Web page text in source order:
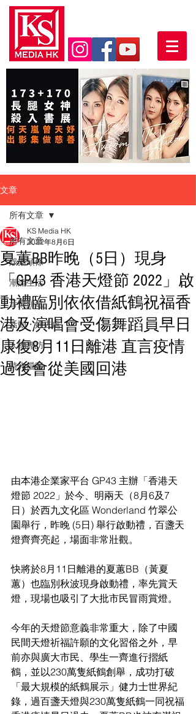
文章
所有文章
娛樂頭條
潮流生活
音樂頻道
活動・好去處
人物專訪
時光檔案
所有文章
夏蕙BB昨晚（5日）現身
「GP43 香港天燈節 2022」啟
動禮臨別依依借紙鶴祝福香
港及演唱會受傷舞蹈員早日
康復8月11日離港 直言疫情
過後會從美國回港
KS Media HK
2022年8月6日
由本港企業家平台 GP43 主辦「香港天
燈節 2022」於今、明兩天（8月6及7
日）於西九文化區 Wonderland 竹翠公
園舉行，昨晚 (5日) 舉行啟動禮，百盞天
燈齊齊亮起，場面非常壯觀。
快將於8月11日離港的夏蕙BB（黃夏
蕙）也臨別秋波現身啟動禮，率先賞天
燈，現場也吸引了大批市民冒雨賞燈。
今年的天燈節意義非常重大，除了中國
民間天燈祈福許願的文化習俗之外，早
前亦與廣大市民、學生一齊進行摺紙
鶴，並以230萬隻紙鶴創舉，成功打破
「最大規模的紙鶴展示」健力士世界紀
錄，過百盞天燈與230萬隻紙鶴一同祝福